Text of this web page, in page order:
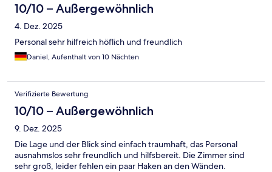
10/10 – Außergewöhnlich
4. Dez. 2025
Personal sehr hilfreich höflich und freundlich
Daniel, Aufenthalt von 10 Nächten
Verifizierte Bewertung
10/10 – Außergewöhnlich
9. Dez. 2025
Die Lage und der Blick sind einfach traumhaft, das Personal
ausnahmslos sehr freundlich und hilfsbereit. Die Zimmer sind
sehr groß, leider fehlen ein paar Haken an den Wänden.